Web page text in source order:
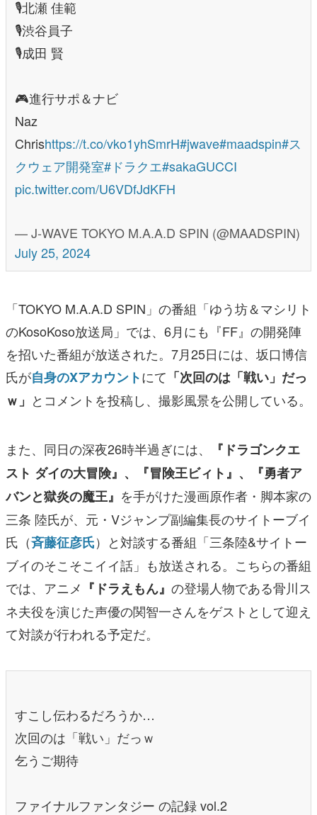
🎙️北瀬 佳範
🎙️渋谷員子
🎙️成田 賢
🎮進行サポ＆ナビ
Naz
Chrishttps://t.co/vko1yhSmrH#jwave#maadspin#ス
クウェア開発室#ドラクエ#sakaGUCCI
pic.twitter.com/U6VDfJdKFH
— J-WAVE TOKYO M.A.A.D SPIN (@MAADSPIN)
July 25, 2024
「TOKYO M.A.A.D SPIN」の番組「ゆう坊＆マシリト
のKosoKoso放送局」では、6月にも『FF』の開発陣
を招いた番組が放送された。7月25日には、坂口博信
氏が自身のXアカウントにて 「次回のは「戦い」だっ
ｗ」 とコメントを投稿し、撮影風景を公開している。
また、同日の深夜26時半過ぎには、
『ドラゴンクエ
スト ダイの大冒険』、『冒険王ビィト』、『勇者ア
バンと獄炎の魔王』 を手がけた漫画原作者・脚本家の
三条 陸氏が、元・Vジャンプ副編集長のサイトーブイ
氏（斉藤征彦氏）と対談する番組「三条陸&サイトー
ブイのそこそこイイ話」も放送される。こちらの番組
では、アニメ 『ドラえもん』 の登場人物である骨川ス
ネ夫役を演じた声優の関智一さんをゲストとして迎え
て対談が行われる予定だ。
すこし伝わるだろうか…
次回のは「戦い」だっｗ
乞うご期待
ファイナルファンタジー の記録 vol.2